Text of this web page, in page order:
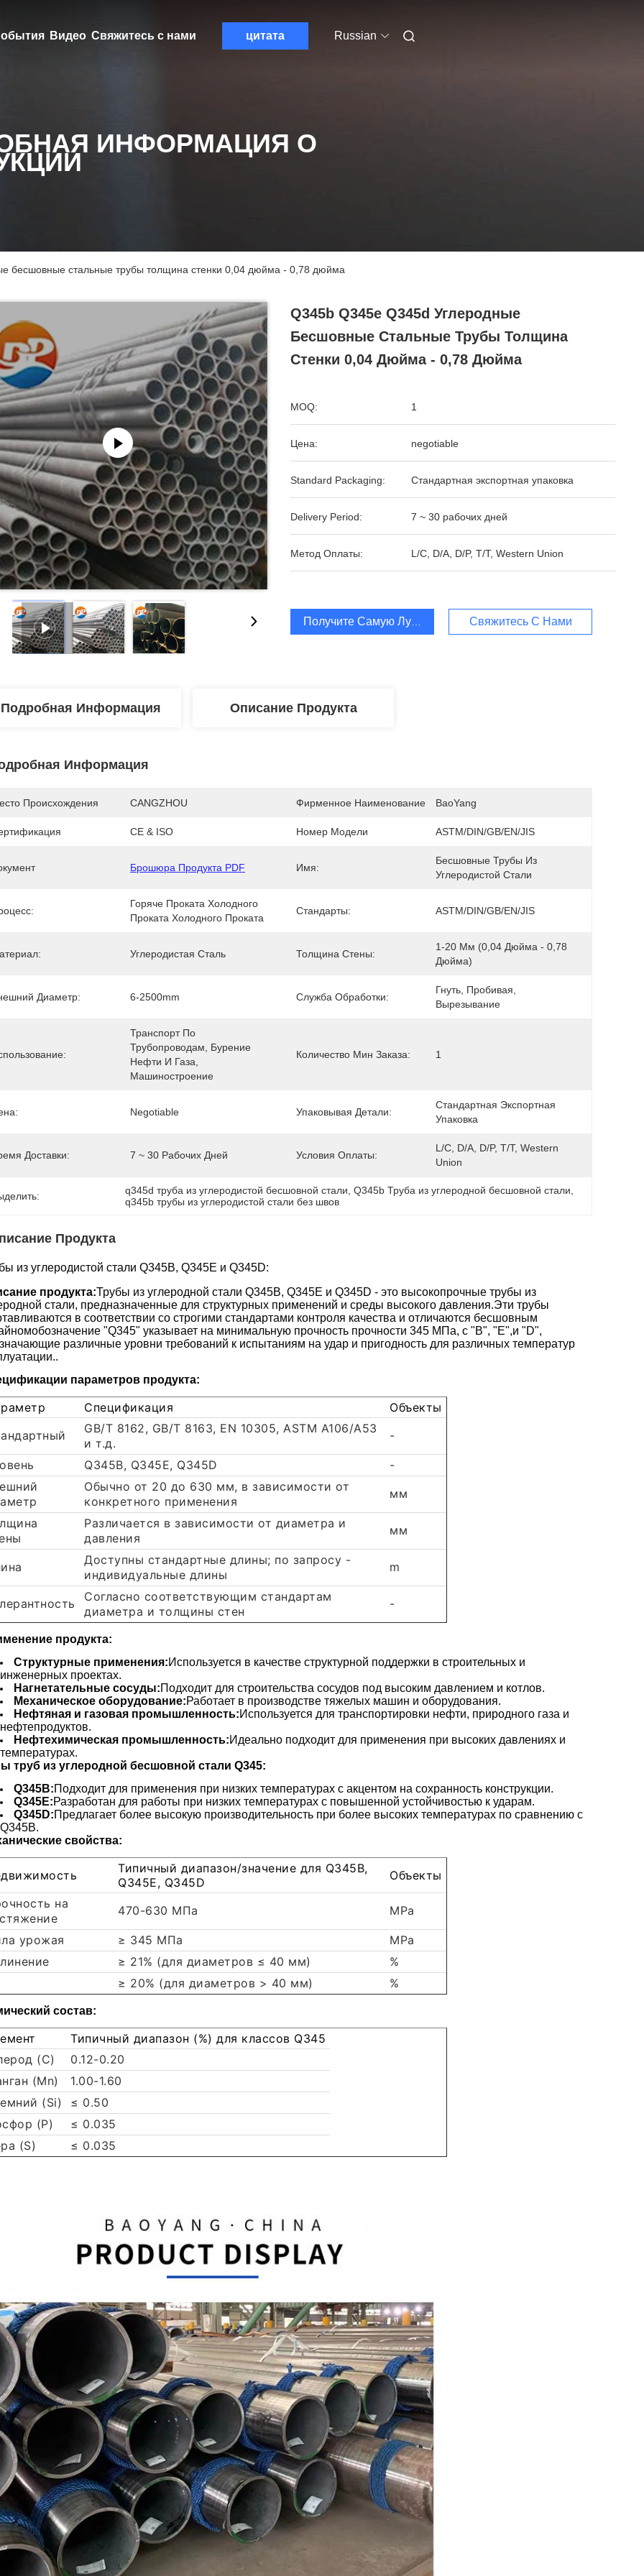
Видео Свяжитесь с нами цитата Russian
ИНФОРМАЦИЯ О
бесшовные стальные трубы толщина стенки 0,04 дюйма - 0,78 дюйма
Q345b Q345e Q345d Углеродные
Бесшовные Стальные Трубы Толщина
Стенки 0,04 Дюйма - 0,78 Дюйма
MOQ: 1
Цена: negotiable
Standard Packaging: Стандартная экспортная упаковка
Delivery Period: 7 ~ 30 рабочих дней
Метод Оплаты: L/C, D/A, D/P, T/T, Western Union
Получите Самую Лучшую ЦенуСвяжитесь С Нами
Подробная Информация Описание Продукта
Информация
Происхождения CANGZHOU Фирменное Наименование BaoYang
CE & ISO Номер Модели ASTM/DIN/GB/EN/JIS
Брошюра Продукта PDF Имя:
Бесшовные Трубы Из
Углеродистой Стали
Горяче Проката Холодного
Проката Холодного Проката
Стандарты: ASTM/DIN/GB/EN/JIS
Углеродистая Сталь Толщина Стены:
1-20 Мм (0,04 Дюйма - 0,78
Дюйма)
Диаметр: 6-2500mm Служба Обработки:
Гнуть, Пробивая,
Вырезывание
Транспорт По
Трубопроводам, Бурение
Нефти И Газа,
Машиностроение
Количество Мин Заказа: 1
Negotiable Упаковывая Детали:
Стандартная Экспортная
Упаковка
Доставки: 7 ~ 30 Рабочих Дней Условия Оплаты:
L/C, D/A, D/P, T/T, Western
Union
q345d труба из углеродистой бесшовной стали , Q345b Труба из углеродной бесшовной стали
q345b трубы из углеродистой стали без швов
Продукта
из углеродистой стали Q345B, Q345E и Q345D:
продукта:Трубы из углеродной стали Q345B, Q345E и Q345D - это высокопрочные трубы из
стали, предназначенные для структурных применений и среды высокого давления.Эти трубы
в соответствии со строгими стандартами контроля качества и отличаются бесшовным
"Q345" указывает на минимальную прочность прочности 345 МПа, с "B", "E",и "D",
различные уровни требований к испытаниям на удар и пригодность для различных температур
параметров продукта:
Спецификация
Объекты
GB/T 8162, GB/T 8163, EN 10305, ASTM A106/A53
и т.д.
-
Q345B, Q345E, Q345D
-
Обычно от 20 до 630 мм, в зависимости от
конкретного применения
мм
Различается в зависимости от диаметра и
давления
мм
Доступны стандартные длины; по запросу -
индивидуальные длины
m
Согласно соответствующим стандартам
диаметра и толщины стен
-
продукта:
Структурные применения:Используется в качестве структурной поддержки в строительных и
инженерных проектах.
Нагнетательные сосуды:Подходит для строительства сосудов под высоким давлением и котлов.
Механическое оборудование:Работает в производстве тяжелых машин и оборудования.
Нефтяная и газовая промышленность:Используется для транспортировки нефти, природного газа и
нефтепродуктов.
Нефтехимическая промышленность:Идеально подходит для применения при высоких давлениях и
температурах.
труб из углеродной бесшовной стали Q345:
Q345B:Подходит для применения при низких температурах с акцентом на сохранность конструкции.
Q345E:Разработан для работы при низких температурах с повышенной устойчивостью к ударам.
Q345D:Предлагает более высокую производительность при более высоких температурах по сравнению с
Q345B.
свойства:
Типичный диапазон/значение для Q345B,
Q345E, Q345D
Объекты
на
470-630 МПа MPa
урожая ≥ 345 МПа
MPa
≥ 21% (для диаметров ≤ 40 мм)
%
≥ 20% (для диаметров > 40 мм)
%
состав:
Типичный диапазон (%) для классов Q345
(С)
0.12-0.20
(Mn)
1.00-1.60
(Si)
≤ 0.50
(P)
≤ 0.035
(S)
≤ 0.035